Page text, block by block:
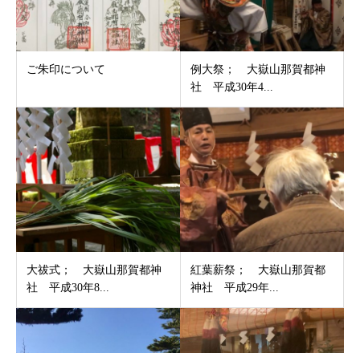
ご朱印について
例大祭； 大嶽山那賀都神
社 平成30年4...
大祓式； 大嶽山那賀都神
社 平成30年8...
紅葉薪祭； 大嶽山那賀都
神社 平成29年...